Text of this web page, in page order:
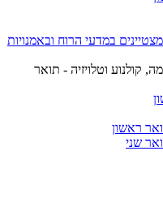
במדעי הרוח ובאמנויות
קולנוע וטלויזיה - תואר
ראשון
שני